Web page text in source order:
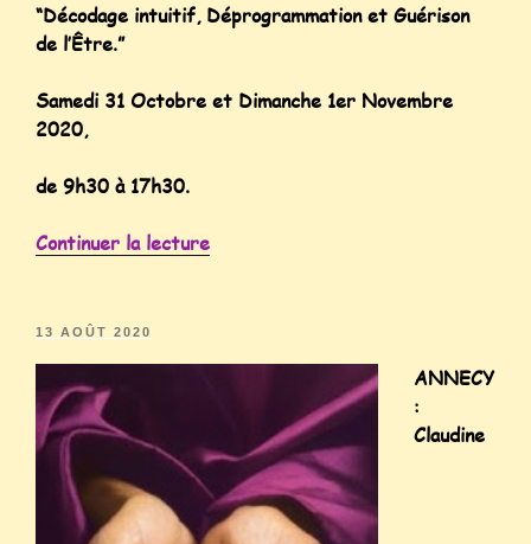
“Décodage intuitif, Déprogrammation et Guérison
de l’Être.”
Samedi 31 Octobre et Dimanche 1er Novembre
2020,
de 9h30 à 17h30.
Continuer la lecture
13 AOÛT 2020
ANNECY
:
Claudine